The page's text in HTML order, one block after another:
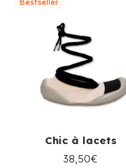
Bestseller
Chic à lacets
38,50€